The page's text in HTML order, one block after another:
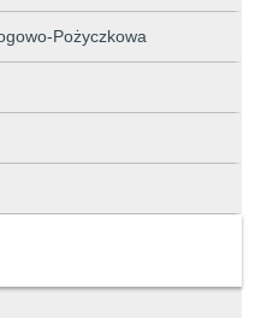
Pożyczkowa